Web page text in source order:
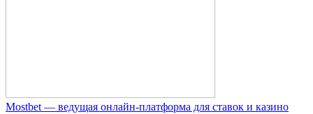
Mostbet — ведущая онлайн-платформа для ставок и казино